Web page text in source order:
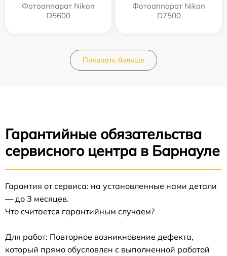
Фотоаппарат Nikon
D5600
Фотоаппарат Nikon
D7500
Показать больше
Гарантийные обязательства
сервисного центра в Барнауле
Гарантия от сервиса: на установленные нами детали
— до 3 месяцев.
Что считается гарантийным случаем?
Для работ: Повторное возникновение дефекта,
который прямо обусловлен с выполненной работой